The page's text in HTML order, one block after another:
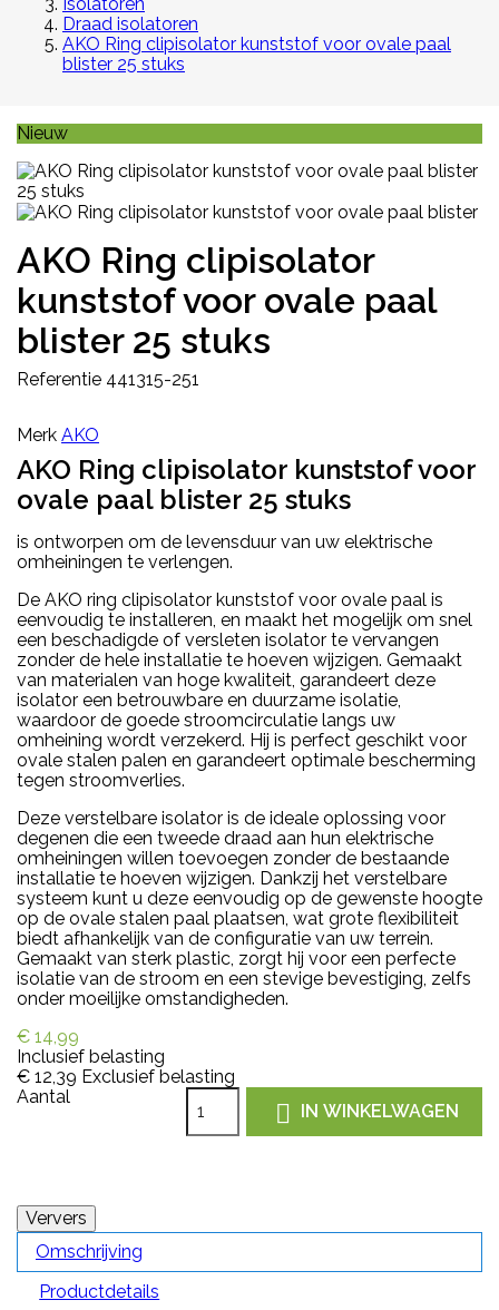
Draad isolatoren
AKO Ring clipisolator kunststof voor ovale paal
blister 25 stuks
Nieuw
AKO Ring clipisolator
kunststof voor ovale paal
blister 25 stuks
Referentie 441315-251
Merk AKO
AKO Ring clipisolator kunststof voor
ovale paal blister 25 stuks
is ontworpen om de levensduur van uw elektrische
omheiningen te verlengen.
De AKO ring clipisolator kunststof voor ovale paal is
eenvoudig te installeren, en maakt het mogelijk om snel
een beschadigde of versleten isolator te vervangen
zonder de hele installatie te hoeven wijzigen. Gemaakt
van materialen van hoge kwaliteit, garandeert deze
isolator een betrouwbare en duurzame isolatie,
waardoor de goede stroomcirculatie langs uw
omheining wordt verzekerd. Hij is perfect geschikt voor
ovale stalen palen en garandeert optimale bescherming
tegen stroomverlies.
Deze verstelbare isolator is de ideale oplossing voor
degenen die een tweede draad aan hun elektrische
omheiningen willen toevoegen zonder de bestaande
installatie te hoeven wijzigen. Dankzij het verstelbare
systeem kunt u deze eenvoudig op de gewenste hoogte
op de ovale stalen paal plaatsen, wat grote flexibiliteit
biedt afhankelijk van de configuratie van uw terrein.
Gemaakt van sterk plastic, zorgt hij voor een perfecte
isolatie van de stroom en een stevige bevestiging, zelfs
onder moeilijke omstandigheden.
€ 14,99
Inclusief belasting
€ 12,39 Exclusief belasting
Aantal
 IN WINKELWAGEN
Omschrijving
Productdetails